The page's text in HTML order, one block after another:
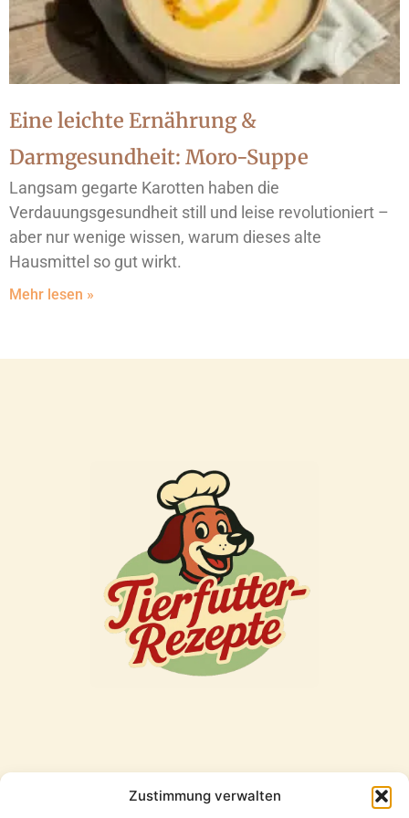
Zustimmung verwalten
Eine leichte Ernährung &
Darmgesundheit: Moro-Suppe
Langsam gegarte Karotten haben die
Verdauungsgesundheit still und leise revolutioniert –
aber nur wenige wissen, warum dieses alte
Hausmittel so gut wirkt.
Mehr lesen »